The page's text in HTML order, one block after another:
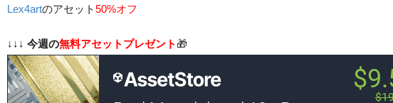
Lex4artのアセット50%オフ
↓↓↓ 今週の無料アセットプレゼント 🎁